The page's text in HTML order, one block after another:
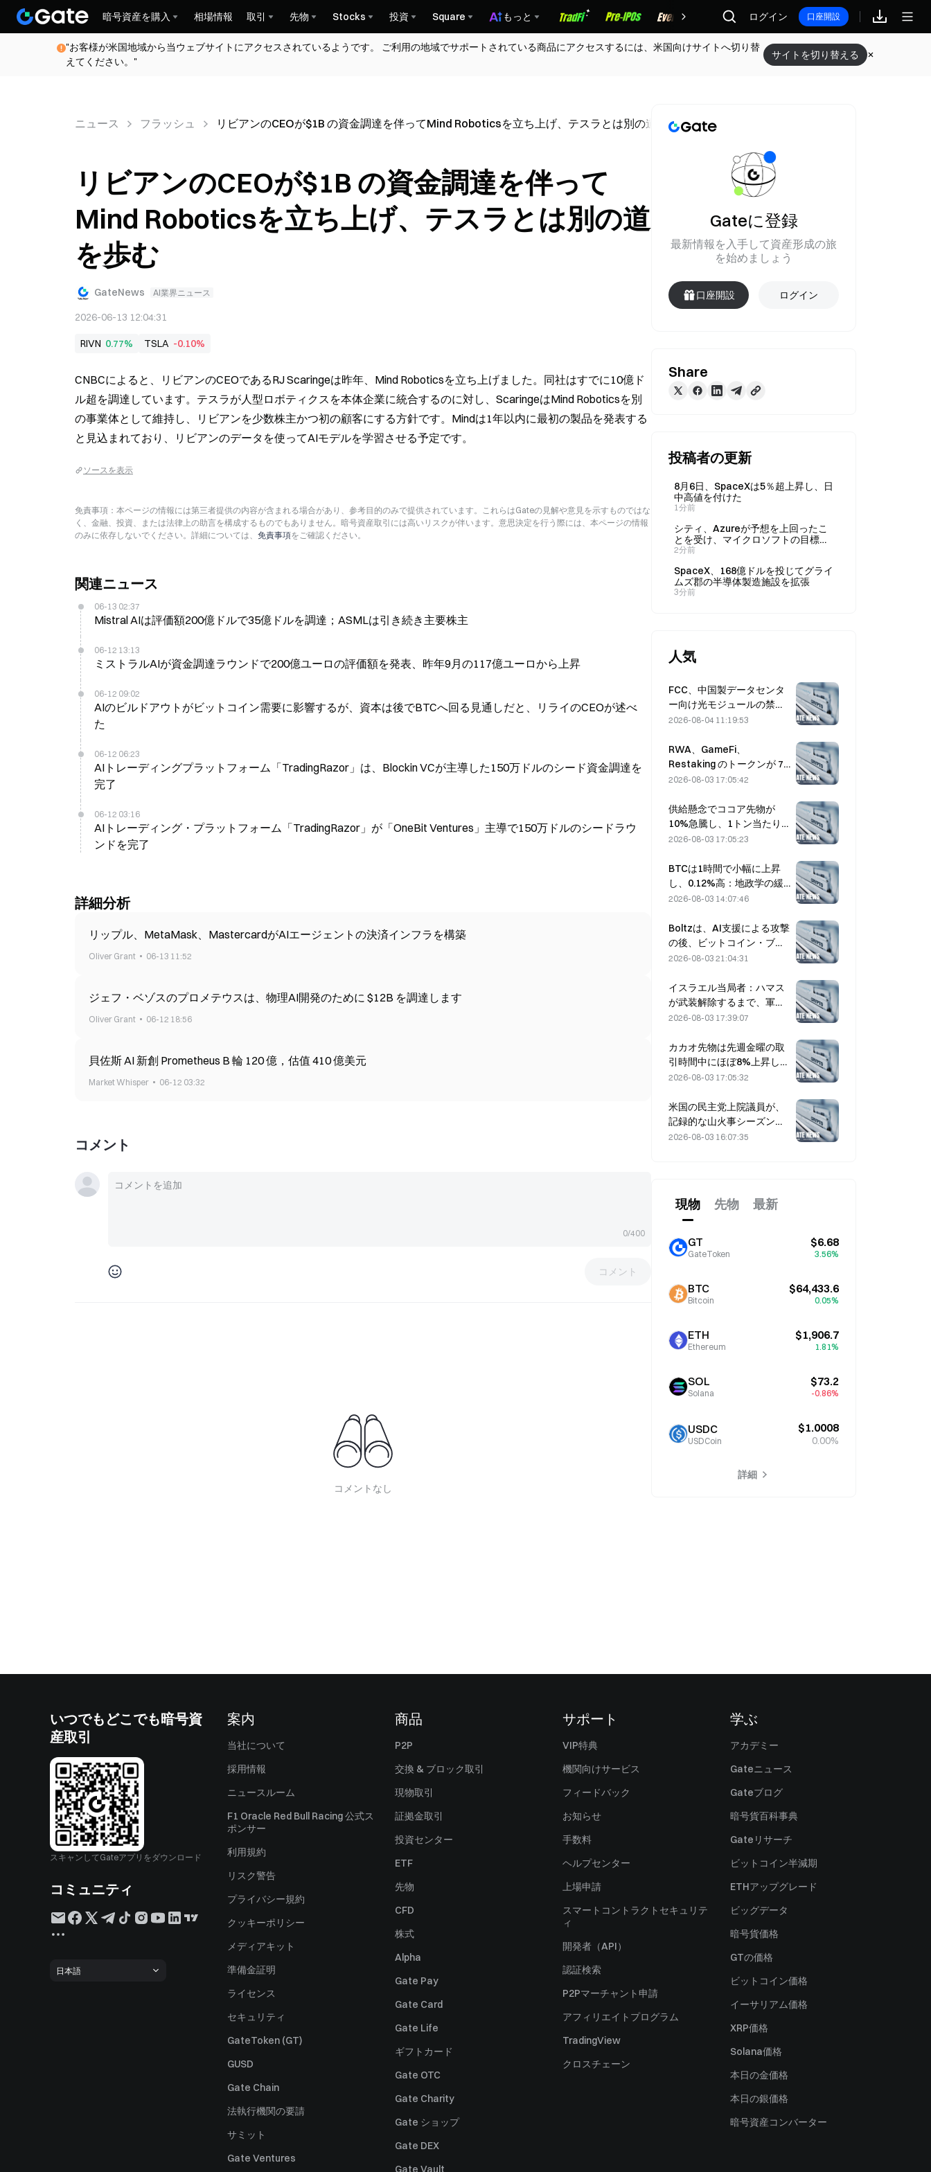
暗号資産を購入 相場情報 取引 先物 Stocks 投資 Square もっと 報酬 ログイン 口座開設
"お客様が米国地域から当ウェブサイトにアクセスされているようです。 ご利用の地域でサポートされている商品にアクセスするには、米国向けサイトへ切り替
えてください。"
サイトを切り替える
ニュース フラッシュ リビアンのCEOが$1B の資金調達を伴ってMind Roboticsを立ち上げ、テスラとは別の道を歩む
リビアンのCEOが$1B の資金調達を伴って
Mind Roboticsを立ち上げ、テスラとは別の道
を歩む
GateNews AI業界ニュース
2026-06-13 12:04:31
RIVN 0.77% TSLA -0.10%
CNBCによると、リビアンのCEOであるRJ Scaringeは昨年、Mind Roboticsを立ち上げました。同社はすでに10億ド
ル超を調達しています。テスラが人型ロボティクスを本体企業に統合するのに対し、ScaringeはMind Roboticsを別
の事業体として維持し、リビアンを少数株主かつ初の顧客にする方針です。Mindは1年以内に最初の製品を発表する
と見込まれており、リビアンのデータを使ってAIモデルを学習させる予定です。
ソースを表示
免責事項：本ページの情報には第三者提供の内容が含まれる場合があり、参考目的のみで提供されています。これらはGateの見解や意見を示すものではな
く、金融、投資、または法律上の助言を構成するものでもありません。暗号資産取引には高いリスクが伴います。意思決定を行う際には、本ページの情報
のみに依存しないでください。詳細については、 免責事項をご確認ください。
関連ニュース
06-13 02:37
Mistral AIは評価額200億ドルで35億ドルを調達；ASMLは引き続き主要株主
06-12 13:13
ミストラルAIが資金調達ラウンドで200億ユーロの評価額を発表、昨年9月の117億ユーロから上昇
06-12 09:02
AIのビルドアウトがビットコイン需要に影響するが、資本は後でBTCへ回る見通しだと、リライのCEOが述べ
た
06-12 06:23
AIトレーディングプラットフォーム「TradingRazor」は、Blockin VCが主導した150万ドルのシード資金調達を
完了
06-12 03:16
AIトレーディング・プラットフォーム「TradingRazor」が「OneBit Ventures」主導で150万ドルのシードラウ
ンドを完了
詳細分析
リップル、MetaMask、MastercardがAIエージェントの決済インフラを構築
Oliver Grant 06-13 11:52
ジェフ・ベゾスのプロメテウスは、物理AI開発のために $12B を調達します
Oliver Grant 06-12 18:56
貝佐斯 AI 新創 Prometheus B 輪 120 億，估值 410 億美元
Market Whisper 06-12 03:32
コメント
0/400
コメント
コメントなし
Gateに登録
最新情報を入手して資産形成の旅
を始めましょう
口座開設 ログイン
Share
投稿者の更新
8月6日、SpaceXは5％超上昇し、日
中高値を付けた
1分前
シティ、Azureが予想を上回ったこ
とを受け、マイクロソフトの目標株
価を600ドルに引き上げ
2分前
SpaceX、168億ドルを投じてグライ
ムズ郡の半導体製造施設を拡張
3分前
人気
FCC、中国製データセンタ
ー向け光モジュールの禁止
案を策定、Xinyuanは27%
る可能性
2026-08-04 11:19:53
RWA、GameFi、
Restaking のトークンが 7
月のリード市場パフォーマ
2026-08-03 17:05:42
供給懸念でココア先物が
10%急騰し、1トン当たり
6,000ドルに接近
2026-08-03 17:05:23
BTCは1時間で小幅に上昇
し、0.12%高：地政学の緩
和とマクロのムードの連動
し
2026-08-03 14:07:46
Boltzは、AI支援による攻撃
の後、ビットコイン・ブリ
ッジのサービスを無期限停
2026-08-03 21:04:31
イスラエル当局者：ハマス
が武装解除するまで、軍の
資金拠出（撤退）は行わな
2026-08-03 17:39:07
カカオ先物は先週金曜の取
引時間中にほぼ8%上昇し、
市場参加者を驚かせた
2026-08-03 17:05:32
米国の民主党上院議員が、
記録的な山火事シーズンを
背景に、CFTCに対して山
2026-08-03 16:07:35
現物 先物 最新
GT
GateToken
$6.68
3.56%
BTC
Bitcoin
$64,433.6
0.05%
ETH
Ethereum
$1,906.7
1.81%
SOL
Solana
$73.2
-0.86%
USDC
USDCoin
$1.0008
0.00%
詳細
いつでもどこでも暗号資
産取引
スキャンしてGateアプリをダウンロード
コミュニティ
日本語
案内
当社について
採用情報
ニュースルーム
F1 Oracle Red Bull Racing 公式ス
ポンサー
利用規約
リスク警告
プライバシー規約
クッキーポリシー
メディアキット
準備金証明
ライセンス
セキュリティ
GateToken (GT)
GUSD
Gate Chain
法執行機関の要請
サミット
Gate Ventures
商品
P2P
交換 & ブロック取引
現物取引
証拠金取引
投資センター
ETF
先物
CFD
株式
Alpha
Gate Pay
Gate Card
Gate Life
ギフトカード
Gate OTC
Gate Charity
Gate ショップ
Gate DEX
Gate Vault
サポート
VIP特典
機関向けサービス
フィードバック
お知らせ
手数料
ヘルプセンター
上場申請
スマートコントラクトセキュリテ
ィ
開発者（API）
認証検索
P2Pマーチャント申請
アフィリエイトプログラム
TradingView
クロスチェーン
学ぶ
アカデミー
Gateニュース
Gateブログ
暗号貨百科事典
Gateリサーチ
ビットコイン半減期
ETHアップグレード
ビッグデータ
暗号貨価格
GTの価格
ビットコイン価格
イーサリアム価格
XRP価格
Solana価格
本日の金価格
本日の銀価格
暗号資産コンバーター